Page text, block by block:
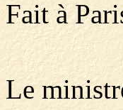
Fait à
Le